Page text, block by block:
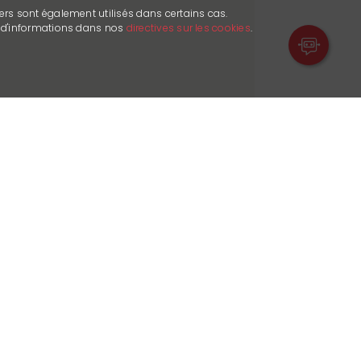
sont également utilisés dans certains cas.
dans nos directives sur les cookies.